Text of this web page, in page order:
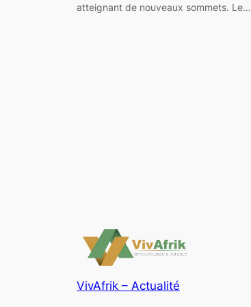
atteignant de nouveaux sommets. Le…
VivAfrik – Actualité